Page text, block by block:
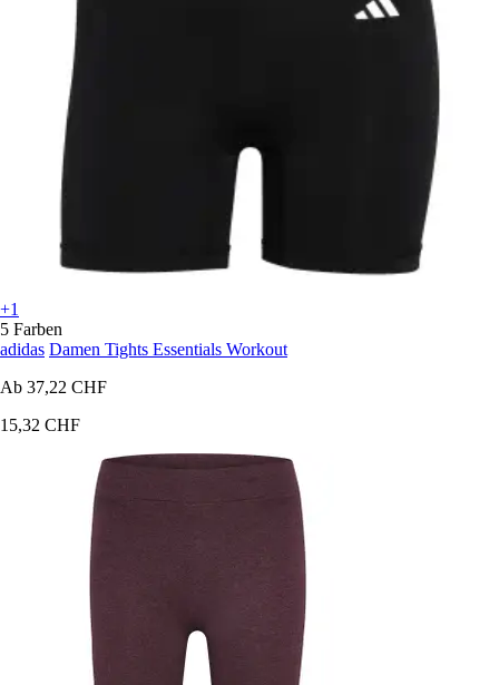
+1
5 Farben
adidas Damen Tights Essentials Workout
Ab 37,22 CHF
15,32 CHF